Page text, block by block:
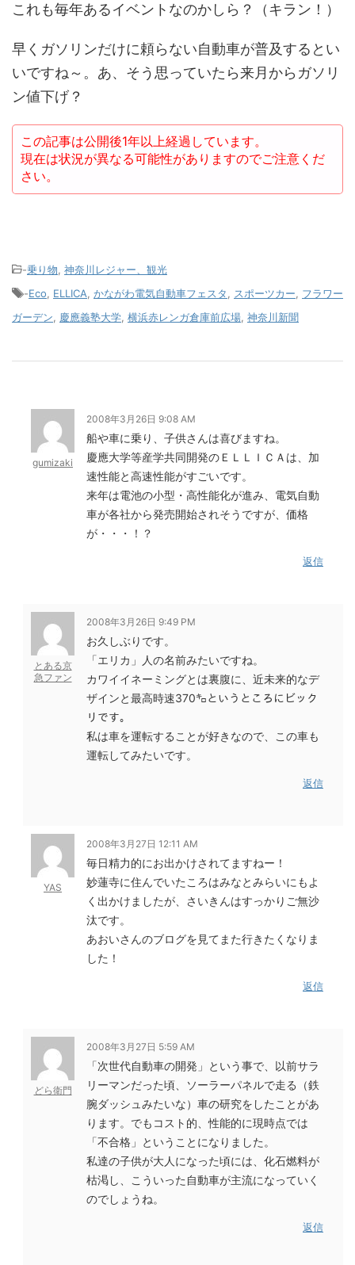
これも毎年あるイベントなのかしら？（キラン！）
早くガソリンだけに頼らない自動車が普及するとい
いですね～。あ、そう思っていたら来月からガソリ
ン値下げ？
この記事は公開後1年以上経過しています。
現在は状況が異なる可能性がありますのでご注意くだ
さい。
-乗り物 神奈川レジャー、観光
-Eco ELLICA かながわ電気自動車フェスタ スポーツカー
フラワー
ガーデン
慶應義塾大学 横浜赤レンガ倉庫前広場 神奈川新聞
gumizaki
2008年3月26日 9:08 AM
船や車に乗り、子供さんは喜びますね。
慶應大学等産学共同開発のＥＬＬＩＣＡは、加
速性能と高速性能がすごいです。
来年は電池の小型・高性能化が進み、電気自動
車が各社から発売開始されそうですが、価格
が・・・！？
返信
とある京
急ファン
2008年3月26日 9:49 PM
お久しぶりです。
「エリカ」人の名前みたいですね。
カワイイネーミングとは裏腹に、近未来的なデ
ザインと最高時速370㌔というところにビック
リです。
私は車を運転することが好きなので、この車も
運転してみたいです。
返信
YAS
2008年3月27日 12:11 AM
毎日精力的にお出かけされてますねー！
妙蓮寺に住んでいたころはみなとみらいにもよ
く出かけましたが、さいきんはすっかりご無沙
汰です。
あおいさんのブログを見てまた行きたくなりま
した！
返信
どら衛門
2008年3月27日 5:59 AM
「次世代自動車の開発」という事で、以前サラ
リーマンだった頃、ソーラーパネルで走る（鉄
腕ダッシュみたいな）車の研究をしたことがあ
ります。でもコスト的、性能的に現時点では
「不合格」ということになりました。
私達の子供が大人になった頃には、化石燃料が
枯渇し、こういった自動車が主流になっていく
のでしょうね。
返信